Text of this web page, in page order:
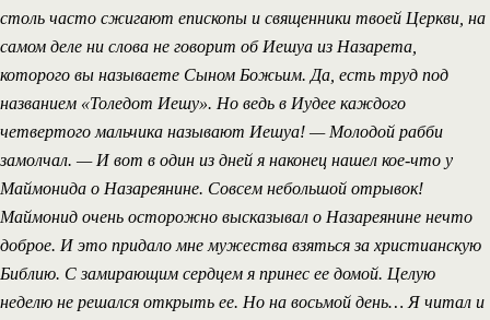
столь часто сжигают епископы и священники твоей Церкви, на
самом деле ни слова не говорит об Иешуа из Назарета,
которого вы называете Сыном Божьим. Да, есть труд под
названием «Толедот Иешу». Но ведь в Иудее каждого
четвертого мальчика называют Иешуа! — Молодой рабби
замолчал. — И вот в один из дней я наконец нашел кое-что у
Маймонида о Назареянине. Совсем небольшой отрывок!
Маймонид очень осторожно высказывал о Назареянине нечто
доброе. И это придало мне мужества взяться за христианскую
Библию. С замирающим сердцем я принес ее домой. Целую
неделю не решался открыть ее. Но на восьмой день… Я читал и